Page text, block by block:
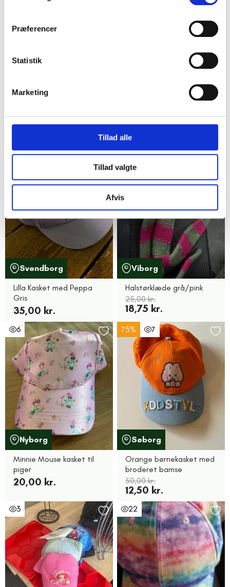
Præferencer
Statistik
Marketing
Tillad alle
Tillad valgte
Afvis
Søborg
Badehat med solskærm
lyserød
Gul solhat til baby
5,00 kr.
2
Svendborg
Lilla Kasket med Peppa
Gris
35,00 kr.
25% 9
Viborg
Halstørklæde grå/pink
25,00 kr.
18,75 kr.
6
Nyborg
Minnie Mouse kasket til
piger
20,00 kr.
75% 7
Søborg
Orange børnekasket med
broderet bamse
50,00 kr.
12,50 kr.
3 22